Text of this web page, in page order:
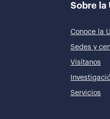
Sobre la
Conoce la
Sedes y
Visítanos
Servicios